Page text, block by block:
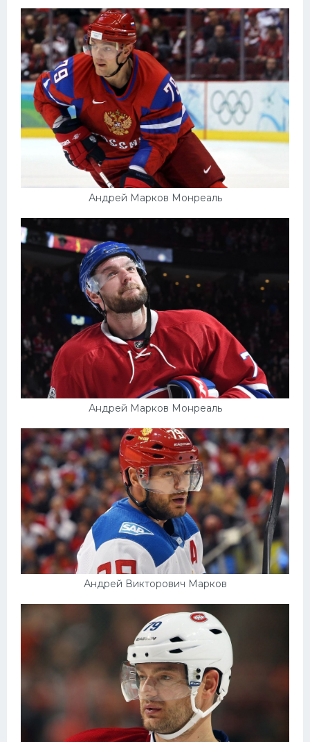
Андрей Марков Монреаль
Андрей Марков Монреаль
Андрей Викторович Марков